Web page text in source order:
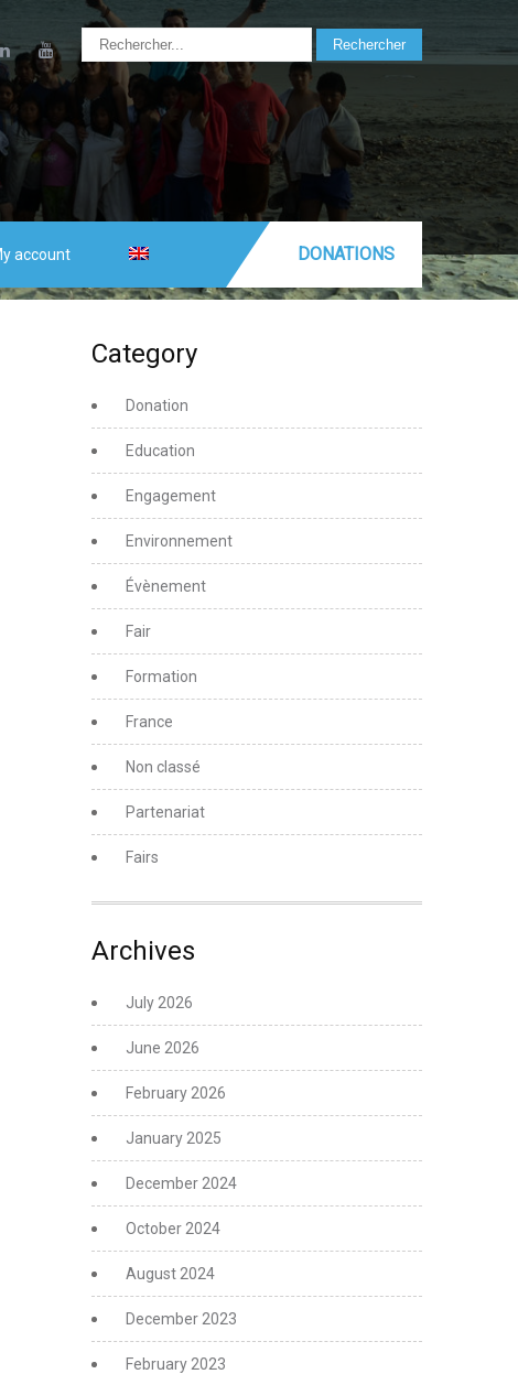
account DONATIONS
Category
Donation
Education
Engagement
Environnement
Évènement
Fair
Formation
France
Non classé
Partenariat
Fairs
Archives
July 2026
June 2026
February 2026
January 2025
December 2024
October 2024
August 2024
December 2023
February 2023